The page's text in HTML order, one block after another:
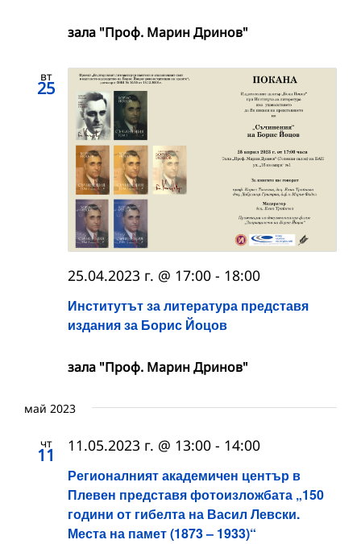
зала "Проф. Марин Дринов"
вт
25
Институтът за литература представя
издания за Борис Йоцов
25.04.2023 г. @ 17:00 - 18:00
зала "Проф. Марин Дринов"
май 2023
чт
11
Регионалният академичен център в
Плевен представя фотоизложбата „150
години от гибелта на Васил Левски.
Места на памет (1873 – 1933)“
11.05.2023 г. @ 13:00 - 14:00